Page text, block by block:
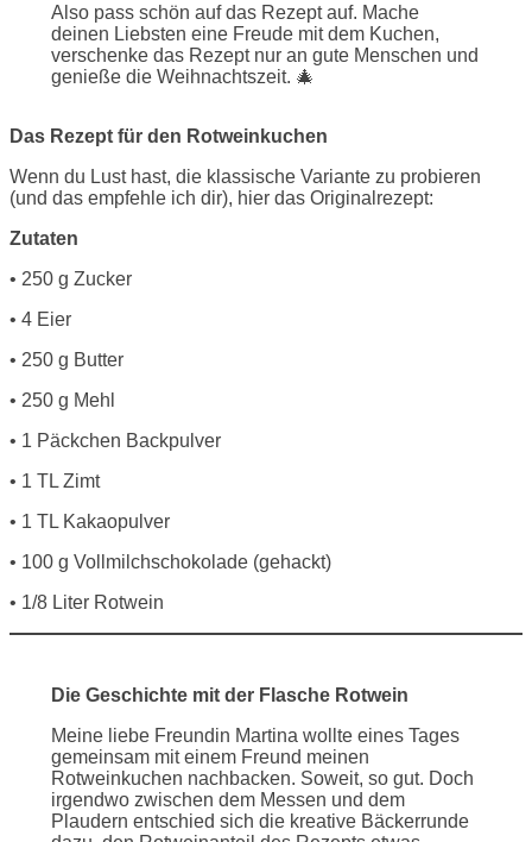
Also pass schön auf das Rezept auf. Mache
deinen Liebsten eine Freude mit dem Kuchen,
verschenke das Rezept nur an gute Menschen und
genieße die Weihnachtszeit. 🎄
Das Rezept für den Rotweinkuchen
Wenn du Lust hast, die klassische Variante zu probieren
(und das empfehle ich dir), hier das Originalrezept:
Zutaten
• 250 g Zucker
• 4 Eier
• 250 g Butter
• 250 g Mehl
• 1 Päckchen Backpulver
• 1 TL Zimt
• 1 TL Kakaopulver
• 100 g Vollmilchschokolade (gehackt)
• 1/8 Liter Rotwein
Die Geschichte mit der Flasche Rotwein
Meine liebe Freundin Martina wollte eines Tages
gemeinsam mit einem Freund meinen
Rotweinkuchen nachbacken. Soweit, so gut. Doch
irgendwo zwischen dem Messen und dem
Plaudern entschied sich die kreative Bäckerrunde